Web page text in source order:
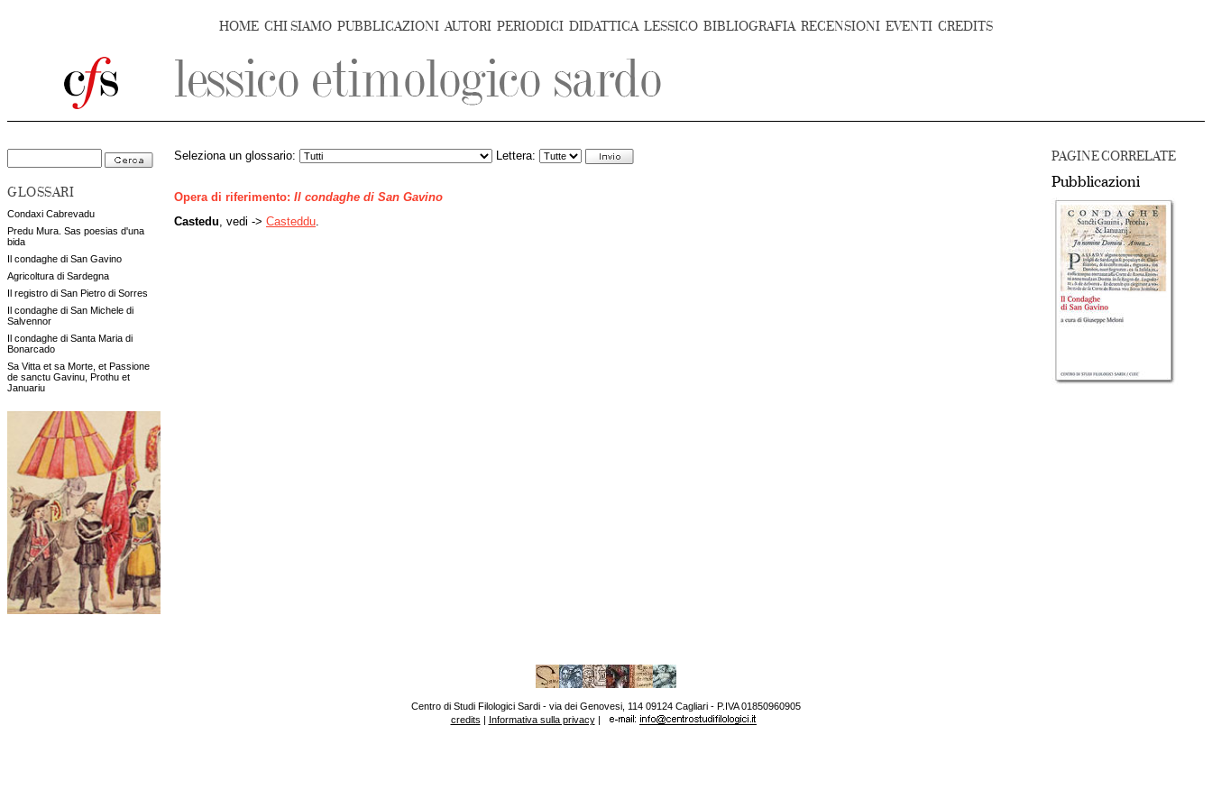
HOME CHI SIAMO PUBBLICAZIONI AUTORI PERIODICI DIDATTICA LESSICO BIBLIOGRAFIA RECENSIONI EVENTI CREDITS
GLOSSARI
Condaxi Cabrevadu
Predu Mura. Sas poesias d'una
bida
Il condaghe di San Gavino
Agricoltura di Sardegna
Il registro di San Pietro di Sorres
Il condaghe di San Michele di
Salvennor
Il condaghe di Santa Maria di
Bonarcado
Sa Vitta et sa Morte, et Passione
de sanctu Gavinu, Prothu et
Januariu
PAGINE CORRELATE
Pubblicazioni
Seleziona un glossario: Lettera:
Opera di riferimento: Il condaghe di San Gavino
Castedu , vedi -> Casteddu
Centro di Studi Filologici Sardi - via dei Genovesi, 114 09124 Cagliari - P.IVA 01850960905
credits | Informativa sulla privacy|